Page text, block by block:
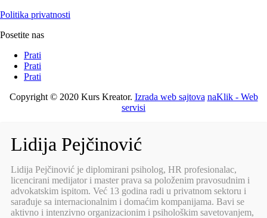
Politika privatnosti
Posetite nas
Prati
Prati
Prati
Copyright © 2020 Kurs Kreator. Izrada web sajtova naKlik - Web
servisi
Lidija Pejčinović
Lidija Pejčinović je diplomirani psiholog, HR profesionalac,
licencirani medijator i master prava sa položenim pravosudnim i
advokatskim ispitom. Već 13 godina radi u privatnom sektoru i
sarađuje sa internacionalnim i domaćim kompanijama. Bavi se
aktivno i intenzivno organizacionim i psihološkim savetovanjem,